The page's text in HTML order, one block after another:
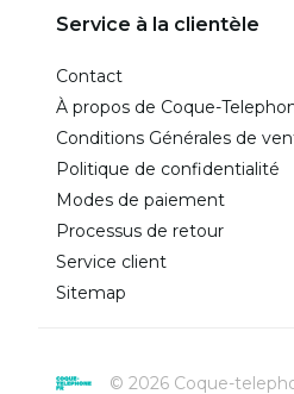
Service à la clientèle
Contact
À propos de Coque-
Conditions Générales de
Politique de confidentialité
Modes de paiement
Processus de retour
Service client
Sitemap
© 2026 Coque-